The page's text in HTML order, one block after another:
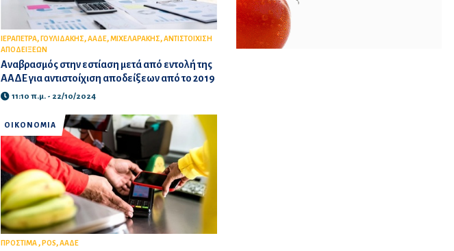
ΙΕΡΑΠΕΤΡΑ, ΓΟΥΛΙΔΑΚΗΣ,ΑΑΔΕ,ΜΙΧΕΛΑΡΑΚΗΣ,ΑΝΤΙΣΤΟΙΧΙΣΗ
ΑΠΟΔΕΙΞΕΩΝ
Αναβρασμός στην εστίαση μετά από εντολή της
ΑΑΔΕ για αντιστοίχιση αποδείξεων από το 2019
11:10 π.μ. - 22/10/2024
ΟΙΚΟΝΟΜΙΑ
ΠΡΟΣΤΙΜΑ, POS,ΑΑΔΕ